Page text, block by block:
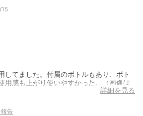
してました。付属のボトルもあり、ボト
用感も上がり使いやすかった。（画像は
詳細を見る
告